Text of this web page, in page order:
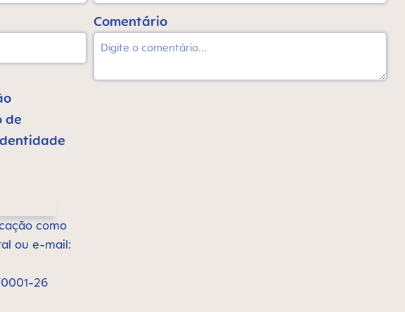
Comentário
de
como
ou e-mail:
0001-26